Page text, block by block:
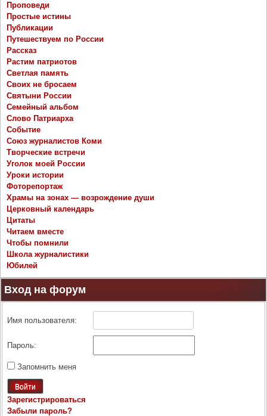
Проповеди
Простые истины
Публикации
Путешествуем по России
Рассказ
Растим патриотов
Светлая память
Своих не бросаем
Святыни России
Семейный альбом
Слово Патриарха
Событие
Союз журналистов Коми
Творческие встречи
Уголок моей России
Уроки истории
Фоторепортаж
Храмы на зонах — возрождение души
Церковный календарь
Цитаты
Читаем вместе
Чтобы помнили
Школа журналистики
Юбилей
Вход на форум
Имя пользователя:
Пароль:
Запомнить меня
Войти
Зарегистрироваться
Забыли пароль?